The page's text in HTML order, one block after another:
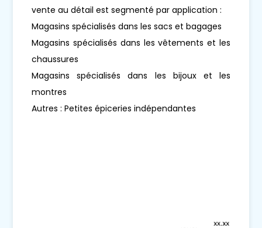
vente au détail est segmenté par application :
Magasins spécialisés dans les sacs et bagages
Magasins spécialisés dans les vêtements et les
chaussures
Magasins spécialisés dans les bijoux et les
montres
Autres : Petites épiceries indépendantes